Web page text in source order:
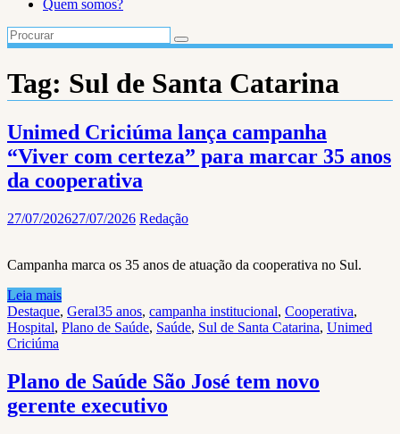
Quem somos?
Tag: Sul de Santa Catarina
Unimed Criciúma lança campanha
“Viver com certeza” para marcar 35 anos
da cooperativa
27/07/202627/07/2026 Redação
Campanha marca os 35 anos de atuação da cooperativa no Sul.
Leia mais
Destaque, Geral35 anos, campanha institucional, Cooperativa,
Hospital, Plano de Saúde, Saúde, Sul de Santa Catarina, Unimed
Criciúma
Plano de Saúde São José tem novo
gerente executivo